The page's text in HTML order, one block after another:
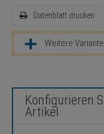
Datenblatt drucken
Weitere
Konfigurieren
Artikel